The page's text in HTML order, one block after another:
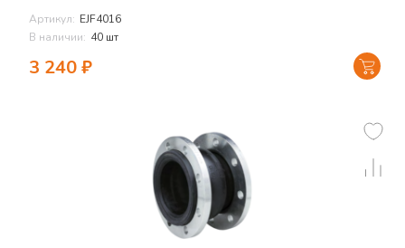
Артикул: EJF4016
В наличии: 40 шт
3 240₽